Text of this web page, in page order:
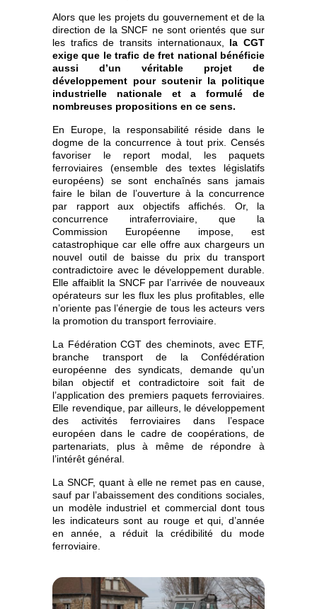
Alors que les projets du gouvernement et de la
direction de la SNCF ne sont orientés que sur
les trafics de transits internationaux, la CGT
exige que le trafic de fret national bénéficie
aussi d’un véritable projet de
développement pour soutenir la politique
industrielle nationale et a formulé de
nombreuses propositions en ce sens.
En Europe, la responsabilité réside dans le
dogme de la concurrence à tout prix. Censés
favoriser le report modal, les paquets
ferroviaires (ensemble des textes législatifs
européens) se sont enchaînés sans jamais
faire le bilan de l’ouverture à la concurrence
par rapport aux objectifs affichés. Or, la
concurrence intraferroviaire, que la
Commission Européenne impose, est
catastrophique car elle offre aux chargeurs un
nouvel outil de baisse du prix du transport
contradictoire avec le développement durable.
Elle affaiblit la SNCF par l’arrivée de nouveaux
opérateurs sur les flux les plus profitables, elle
n’oriente pas l’énergie de tous les acteurs vers
la promotion du transport ferroviaire.
La Fédération CGT des cheminots, avec ETF,
branche transport de la Confédération
européenne des syndicats, demande qu’un
bilan objectif et contradictoire soit fait de
l’application des premiers paquets ferroviaires.
Elle revendique, par ailleurs, le développement
des activités ferroviaires dans l’espace
européen dans le cadre de coopérations, de
partenariats, plus à même de répondre à
l’intérêt général.
La SNCF, quant à elle ne remet pas en cause,
sauf par l’abaissement des conditions sociales,
un modèle industriel et commercial dont tous
les indicateurs sont au rouge et qui, d’année
en année, a réduit la crédibilité du mode
ferroviaire.